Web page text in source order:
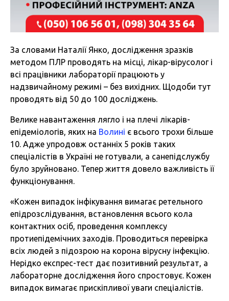
За словами Наталії Янко, дослідження зразків
методом ПЛР проводять на місці, лікар-вірусолог і
всі працівники лабораторії працюють у
надзвичайному режимі – без вихідних. Щодоби тут
проводять від 50 до 100 досліджень.
Велике навантаження лягло і на плечі лікарів-
епідеміологів, яких на Волині є всього трохи більше
10. Адже упродовж останніх 5 років таких
спеціалістів в Україні не готували, а санепідслужбу
було зруйновано. Тепер життя довело важливість її
функціонування.
«Кожен випадок інфікування вимагає ретельного
епідрозслідування, встановлення всього кола
контактних осіб, проведення комплексу
протиепідемічних заходів. Проводиться перевірка
всіх людей з підозрою на корона вірусну інфекцію.
Нерідко експрес-тест дає позитивний результат, а
лабораторне дослідження його спростовує. Кожен
випадок вимагає прискіпливої уваги спеціалістів.